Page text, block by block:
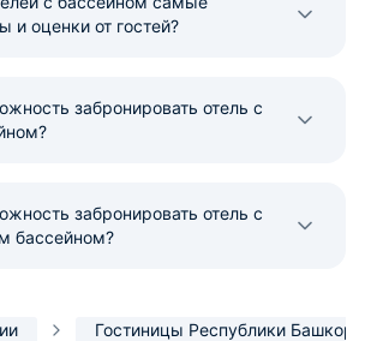
и оценки от гостей?
забронировать отель с
забронировать отель с
бассейном?
Гостиницы Республики